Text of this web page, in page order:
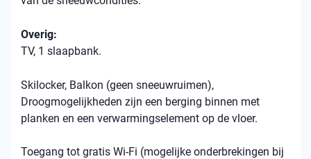
Overig:
TV, 1 slaapbank.
Skilocker, Balkon (geen sneeuwruimen),
Droogmogelijkheden zijn een berging binnen met
planken en een verwarmingselement op de vloer.
Toegang tot gratis Wi-Fi (mogelijke onderbrekingen bij